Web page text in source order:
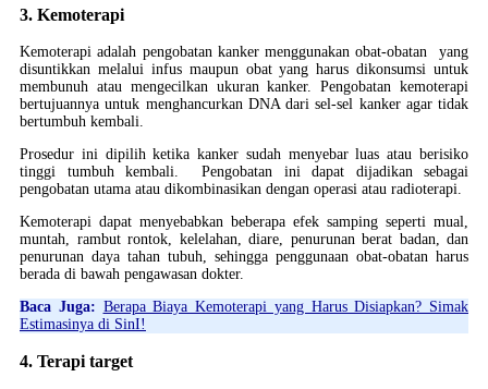
3. Kemoterapi
Kemoterapi adalah pengobatan kanker menggunakan obat-obatan yang
disuntikkan melalui infus maupun obat yang harus dikonsumsi untuk
membunuh atau mengecilkan ukuran kanker. Pengobatan kemoterapi
bertujuannya untuk menghancurkan DNA dari sel-sel kanker agar tidak
bertumbuh kembali.
Prosedur ini dipilih ketika kanker sudah menyebar luas atau berisiko
tinggi tumbuh kembali. Pengobatan ini dapat dijadikan sebagai
pengobatan utama atau dikombinasikan dengan operasi atau radioterapi.
Kemoterapi dapat menyebabkan beberapa efek samping seperti mual,
muntah, rambut rontok, kelelahan, diare, penurunan berat badan, dan
penurunan daya tahan tubuh, sehingga penggunaan obat-obatan harus
berada di bawah pengawasan dokter.
Baca Juga: Berapa Biaya Kemoterapi yang Harus Disiapkan? Simak
Estimasinya di SinI!
4. Terapi target